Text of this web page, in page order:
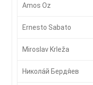
Amos Oz
Ernesto Sabato
Miroslav Krleža
Никола́й Бердя́ев